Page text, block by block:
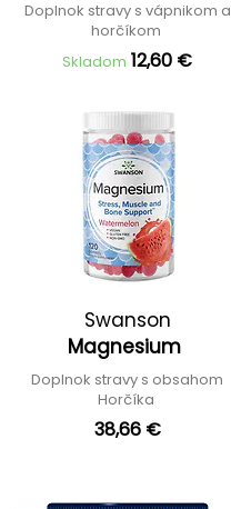
Doplnok stravy s vápnikom a
horčíkom
Skladom 12,60 €
Swanson
Magnesium
Doplnok stravy s obsahom
Horčíka
38,66 €